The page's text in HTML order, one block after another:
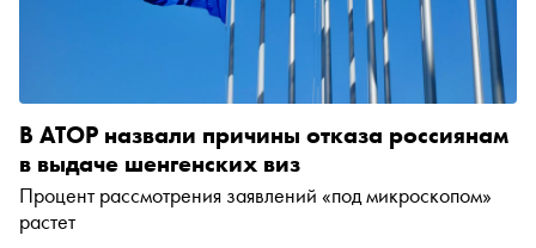
В АТОР назвали причины отказа россиянам
в выдаче шенгенских виз
Процент рассмотрения заявлений «под микроскопом»
растет